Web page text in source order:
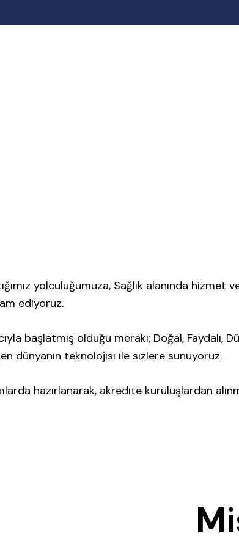
yolculuğumuza, Sağlık alanında
ediyoruz.
başlatmış olduğu merakı; Doğal, Faydalı,
dünyanın teknolojisi ile sizlere sunuyoruz.
hazırlanarak, akredite kuruluşlardan